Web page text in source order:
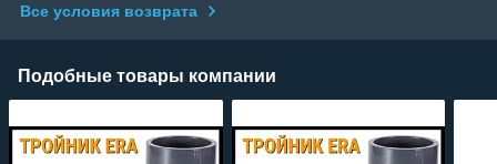
Все условия возврата
Подобные товары компании